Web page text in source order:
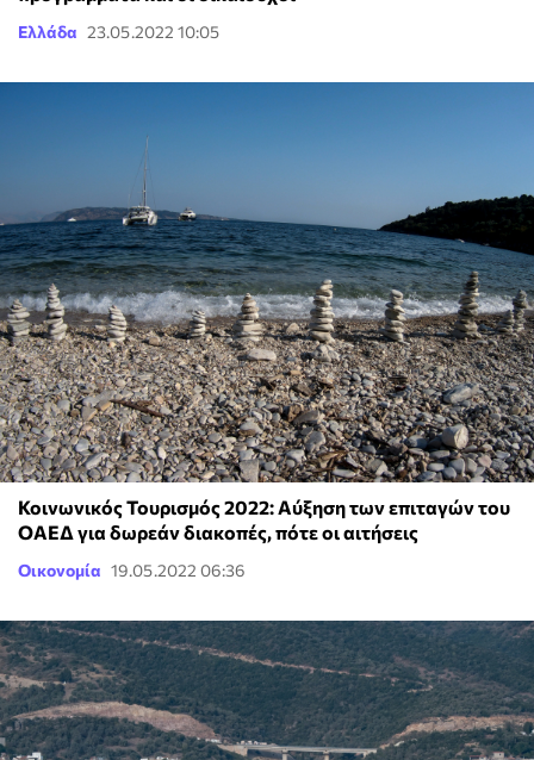
Ελλάδα 23.05.2022 10:05
Κοινωνικός Τουρισμός 2022: Αύξηση των επιταγών του
ΟΑΕΔ για δωρεάν διακοπές, πότε οι αιτήσεις
Οικονομία 19.05.2022 06:36